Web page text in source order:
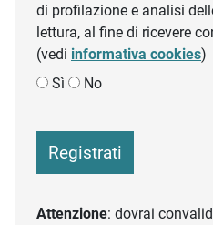
di profilazione e analisi
lettura, al fine di ricevere
(vedi informativa cookies)
Sì
No
Registrati
Attenzione: dovrai